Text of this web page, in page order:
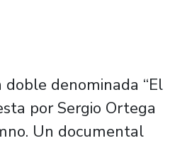
denominada “El
por Sergio Ortega
Un documental